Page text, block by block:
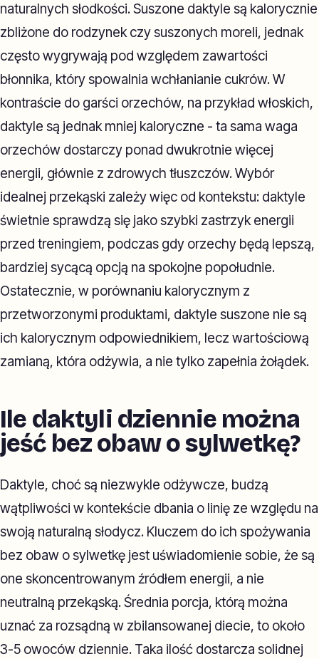
naturalnych słodkości. Suszone daktyle są kalorycznie
zbliżone do rodzynek czy suszonych moreli, jednak
często wygrywają pod względem zawartości
błonnika, który spowalnia wchłanianie cukrów. W
kontraście do garści orzechów, na przykład włoskich,
daktyle są jednak mniej kaloryczne - ta sama waga
orzechów dostarczy ponad dwukrotnie więcej
energii, głównie z zdrowych tłuszczów. Wybór
idealnej przekąski zależy więc od kontekstu: daktyle
świetnie sprawdzą się jako szybki zastrzyk energii
przed treningiem, podczas gdy orzechy będą lepszą,
bardziej sycącą opcją na spokojne popołudnie.
Ostatecznie, w porównaniu kalorycznym z
przetworzonymi produktami, daktyle suszone nie są
ich kalorycznym odpowiednikiem, lecz wartościową
zamianą, która odżywia, a nie tylko zapełnia żołądek.
Ile daktyli dziennie można
jeść bez obaw o sylwetkę?
Daktyle, choć są niezwykle odżywcze, budzą
wątpliwości w kontekście dbania o linię ze względu na
swoją naturalną słodycz. Kluczem do ich spożywania
bez obaw o sylwetkę jest uświadomienie sobie, że są
one skoncentrowanym źródłem energii, a nie
neutralną przekąską. Średnia porcja, którą można
uznać za rozsądną w zbilansowanej diecie, to około
3-5 owoców dziennie. Taka ilość dostarcza solidnej